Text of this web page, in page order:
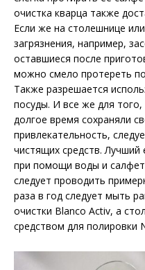
очистка кварца также
Если же на столешнице
загрязнения, например,
оставшиеся после
можно смело протереть
Также разрешается
посуды. И все же для
долгое время сохраняли
привлекательность,
чистящих средств.
при помощи воды и
следует проводить
раза в год следует мыть
очистки Blanco Activ, а
средством для полировки